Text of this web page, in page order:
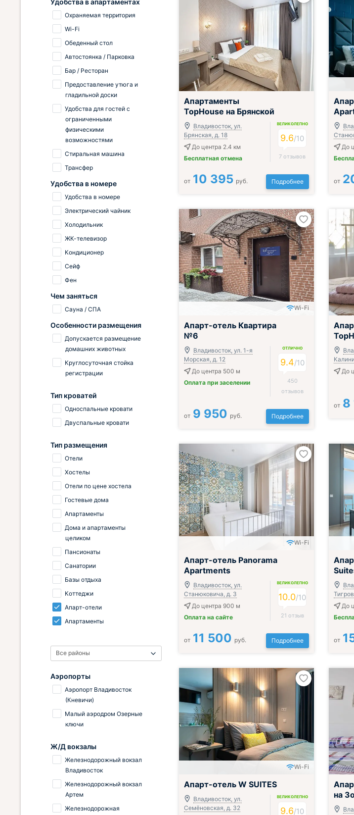
Апартаменты
TopHouse на Брянской
Владивосток, ул.
Брянская, д. 18
До центра 2.4 км
Бесплатная отмена
ВЕЛИКОЛЕПНО
9.6/10
7 отзывов
от 10 395 руб. Подробнее
До
от
Wi-Fi
Апарт-отель Квартира
№6
Владивосток, ул. 1-я
Морская, д. 12
До центра 500 м
Оплата при заселении
ОТЛИЧНО
9.4/10
450
отзывов
от 9 950 руб. Подробнее
До
от 8
Wi-Fi
Апарт-отель Panorama
Apartments
Владивосток, ул.
Станюковича, д. 3
До центра 900 м
Оплата на сайте
ВЕЛИКОЛЕПНО
10.0/10
21 отзыв
от 11 500 руб. Подробнее
До
от
Wi-Fi
Апарт-отель W SUITES
Владивосток, ул.
Семёновская, д. 32
ВЕЛИКОЛЕПНО
9.6/10
на
Удобства в апартаментах
Охраняемая территория
Wi-Fi
Обеденный стол
Автостоянка / Парковка
Бар / Ресторан
Предоставление утюга и
гладильной доски
Удобства для гостей с
ограниченными
физическими
возможностями
Стиральная машина
Трансфер
Удобства в номере
Удобства в номере
Электрический чайник
Холодильник
ЖК-телевизор
Кондиционер
Сейф
Фен
Чем заняться
Сауна / СПА
Особенности размещения
Допускается размещение
домашних животных
Круглосуточная стойка
регистрации
Тип кроватей
Односпальные кровати
Двуспальные кровати
Тип размещения
Отели
Хостелы
Отели по цене хостела
Гостевые дома
Апартаменты
Дома и апартаменты
целиком
Пансионаты
Санатории
Базы отдыха
Коттеджи
Апарт-отели
Апартаменты
Все районы
Аэропорты
Аэропорт Владивосток
(Кневичи)
Малый аэродром Озерные
ключи
Ж/Д вокзалы
Железнодорожный вокзал
Владивосток
Железнодорожный вокзал
Артем
Железнодорожная